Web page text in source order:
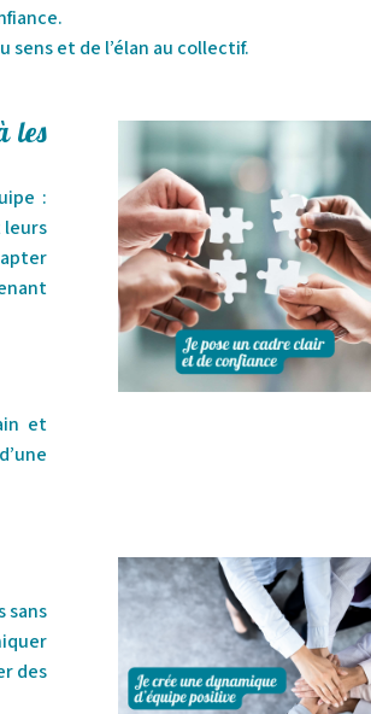
et de l’élan au collectif.
les
:
leurs
et
sans
des